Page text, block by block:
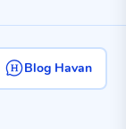
Blog Havan